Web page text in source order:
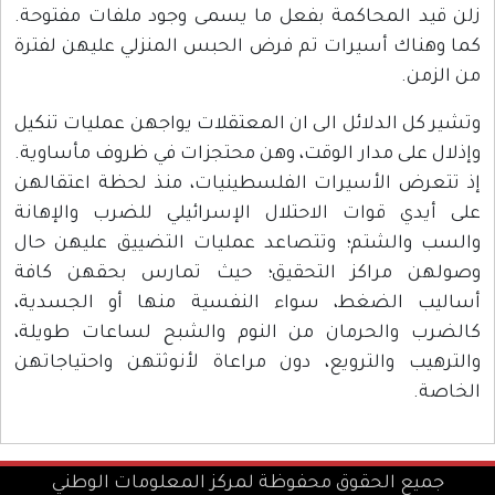
يسمى وجود ملفات مفتوحة.
المنزلي عليهن لفترة
يواجهن عمليات تنكيل
محتجزات في ظروف مأساوية.
منذ لحظة اعتقالهن
للضرب والإهانة
التضييق عليهن حال
حيث تمارس بحقهن كافة
منها أو الجسدية،
والشبح لساعات طويلة،
لأنوثتهن واحتياجاتهن
المعلومات الوطني